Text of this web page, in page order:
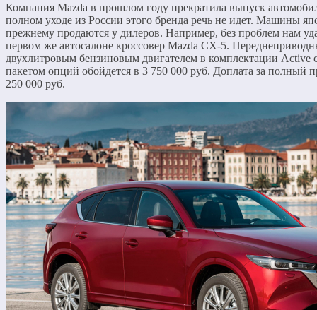
Компания Mazda в прошлом году прекратила выпуск
полном уходе из России этого бренда речь не идет. Машины
прежнему продаются у дилеров. Например, без проблем нам
первом же автосалоне кроссовер Mazda CX-5.
двухлитровым бензиновым двигателем в комплектации Active
пакетом опций обойдется в 3 750 000 руб. Доплата за полный
250 000 руб.